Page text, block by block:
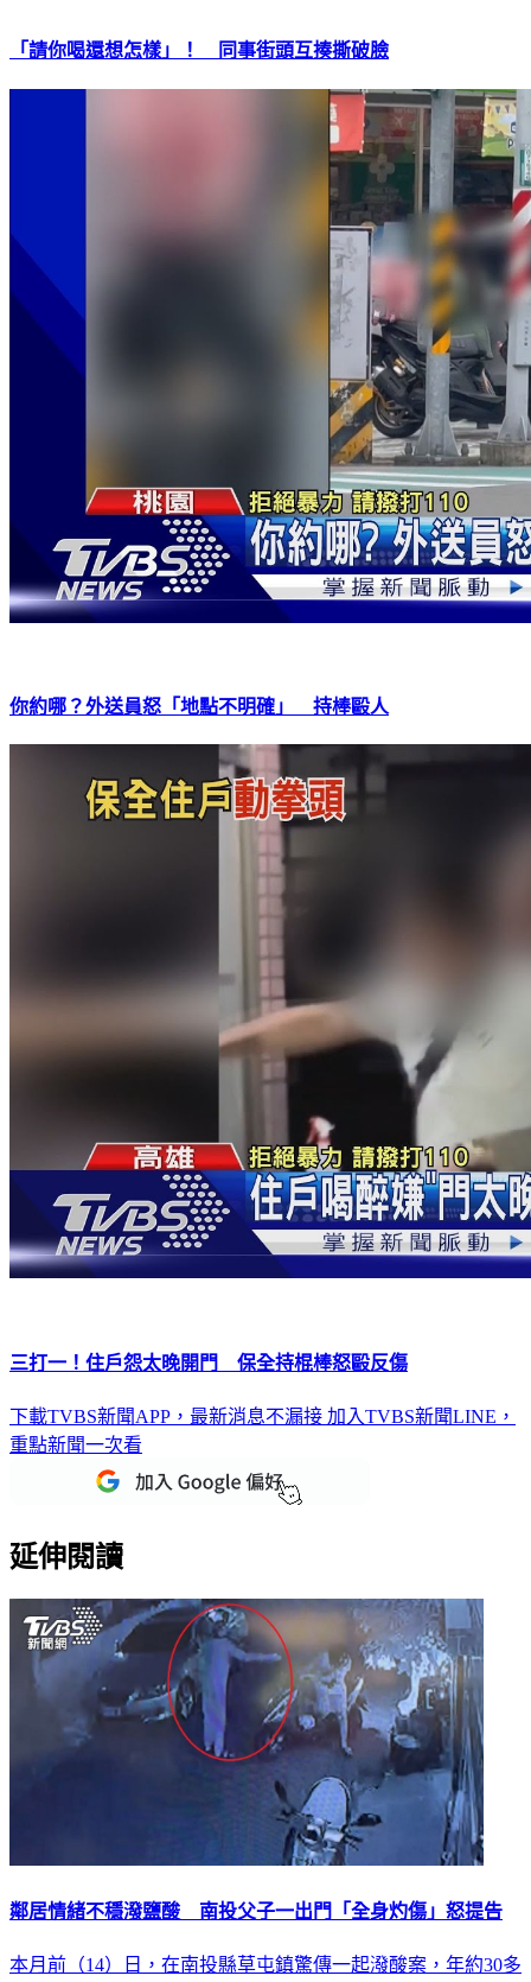
「請你喝還想怎樣」！ 同事街頭互揍撕破臉
你約哪？外送員怒「地點不明確」 持棒毆人
三打一！住戶怨太晚開門 保全持棍棒怒毆反傷
下載TVBS新聞APP，最新消息不漏接 加入TVBS新聞LINE，
重點新聞一次看
延伸閱讀
鄰居情緒不穩潑鹽酸 南投父子一出門「全身灼傷」怒提告
本月前（14）日，在南投縣草屯鎮驚傳一起潑酸案，年約30多